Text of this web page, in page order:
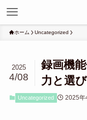
ホーム Uncategorized
録画機
力と選
2025
4/08
Uncategorized 2025年